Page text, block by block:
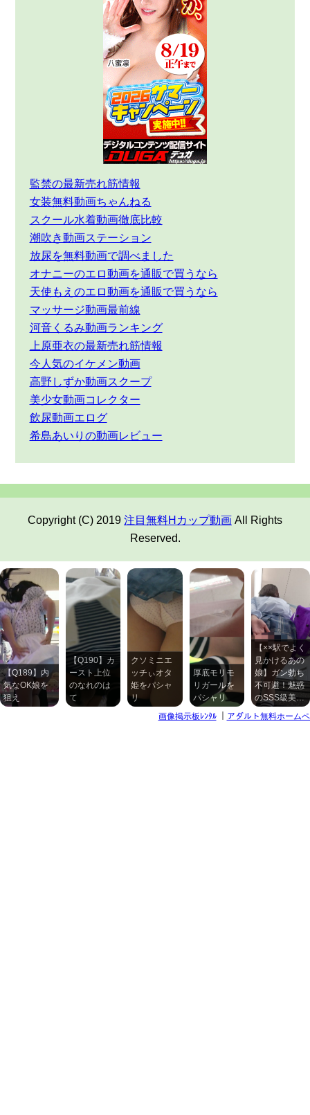
監禁の最新売れ筋情報
女装無料動画ちゃんねる
スクール水着動画徹底比較
潮吹き動画ステーション
放尿を無料動画で調べました
オナニーのエロ動画を通販で買うなら
天使もえのエロ動画を通販で買うなら
マッサージ動画最前線
河音くるみ動画ランキング
上原亜衣の最新売れ筋情報
今人気のイケメン動画
高野しずか動画スクープ
美少女動画コレクター
飲尿動画エログ
希島あいりの動画レビュー
Copyright (C) 2019 注目無料Hカップ動画 All Rights
Reserved.
【Q189】内
気なOK娘を
狙え
【Q190】カ
ースト上位
のなれのは
て
クソミニエ
ッチぃオタ
姫をパシャ
リ
厚底モリモ
リガールを
パシャリ
【××駅でよく
見かけるあの
娘】ガン勃ち
不可避！魅惑
のSSS級美…
画像掲示板ﾚﾝﾀﾙ｜ アダルト無料ホーム